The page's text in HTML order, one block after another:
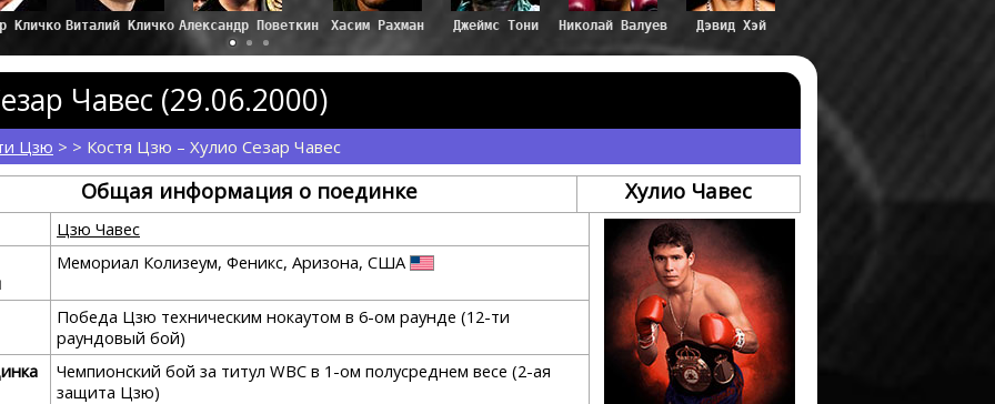
Кличко
Виталий Кличко Александр Поветкин Хасим Рахман Джеймс Тони Николай Валуев Дэвид Хэй
Чавес (29.06.2000)
Цзю > > Костя Цзю – Хулио Сезар Чавес
Общая информация о поединке Хулио Чавес
Цзю Чавес
Мемориал Колизеум, Феникс, Аризона, США
Победа Цзю техническим нокаутом в 6-ом раунде (12-ти
раундовый бой)
Чемпионский бой за титул WBC в 1-ом полусреднем весе (2-ая
защита Цзю)